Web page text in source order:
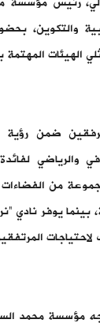
والتكوين،
الهيئات
ضمن
والرياضي
من الفضاءات
يوفر نادي
مؤسسة محمد